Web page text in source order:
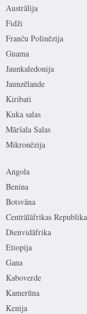
Austrālija
Fidži
Franču Polinēzija
Guama
Jaunkaledonija
Jaunzēlande
Kiribati
Kuka salas
Māršala Salas
Mikronēzija
Angola
Benina
Botsvāna
Centrālāfrikas Republika
Dienvidāfrika
Etiopija
Gana
Kaboverde
Kamerūna
Kenija